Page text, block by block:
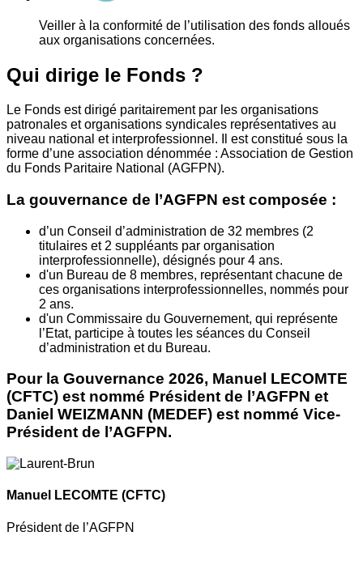
Veiller à la conformité de l’utilisation des fonds alloués
aux organisations concernées.
Qui dirige le Fonds ?
Le Fonds est dirigé paritairement par les organisations
patronales et organisations syndicales représentatives au
niveau national et interprofessionnel. Il est constitué sous la
forme d’une association dénommée : Association de Gestion
du Fonds Paritaire National (AGFPN).
La gouvernance de l’AGFPN est composée :
d’un Conseil d’administration de 32 membres (2
titulaires et 2 suppléants par organisation
interprofessionnelle), désignés pour 4 ans.
d'un Bureau de 8 membres, représentant chacune de
ces organisations interprofessionnelles, nommés pour
2 ans.
d'un Commissaire du Gouvernement, qui représente
l’Etat, participe à toutes les séances du Conseil
d’administration et du Bureau.
Pour la Gouvernance 2026, Manuel LECOMTE
(CFTC) est nommé Président de l’AGFPN et
Daniel WEIZMANN (MEDEF) est nommé Vice-
Président de l’AGFPN.
Manuel LECOMTE (CFTC)
Président de l’AGFPN